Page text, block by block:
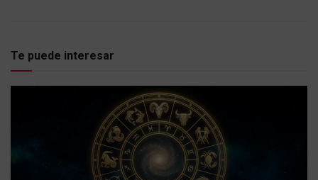
Te puede interesar